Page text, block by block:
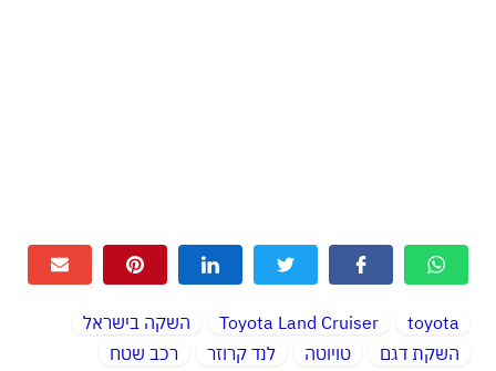
toyota
Toyota Land Cruiser
השקה בישראל
השקת דגם
טויוטה לנד קרוזר רכב שטח